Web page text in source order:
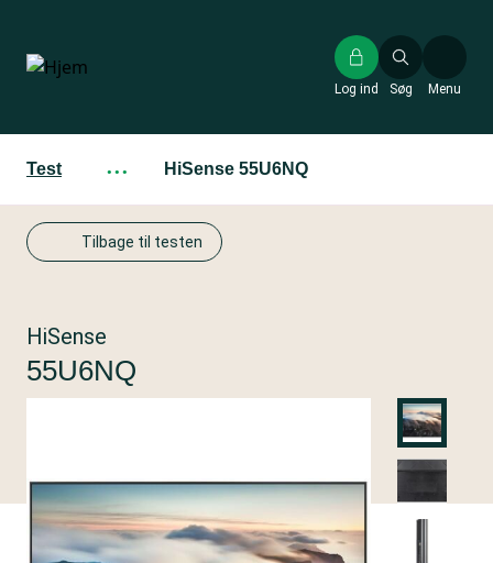
hovedindhold
Søg
Log ind Menu
Test ··· HiSense 55U6NQ
Tilbage til testen
HiSense
55U6NQ